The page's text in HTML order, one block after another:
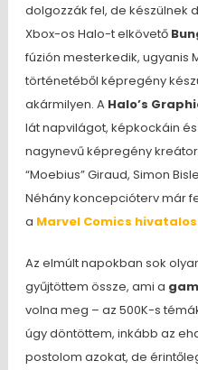
dolgozzák fel, de készülnek
Xbox-os Halo-t elkövető
fúzión mesterkedik, ugyanis
történetéből képregény
akármilyen. A Halo’s
lát napvilágot, képkockáin
nagynevű képregény
“Moebius” Giraud, Simon
Néhány koncepcióterv már
a Marvel Comics
Az elmúlt napokban sok
gyűjtöttem össze, ami a
volna meg – az 500K-s
úgy döntöttem, inkább az
postolom azokat, de